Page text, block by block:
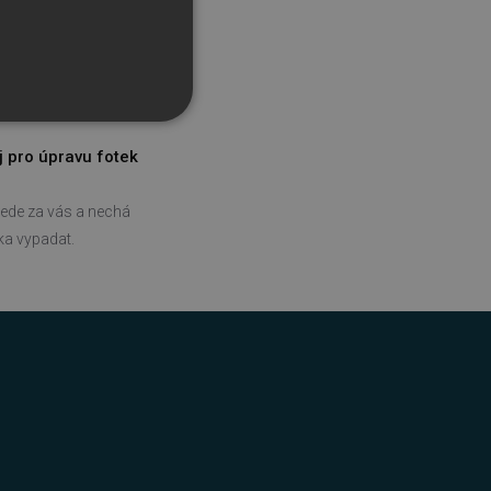
pro úpravu fotek
za vás a nechá
vypadat.
soubor cookie